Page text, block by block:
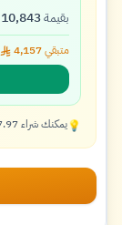
بقيمة10,843
متبقي4,157
💡يمكنك شراء 7.97 جرام ذهب خالص بالمتبقي